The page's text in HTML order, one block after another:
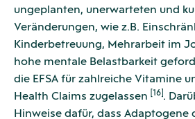
ungeplanten, unerwarteten und
Veränderungen, wie z.B.
Kinderbetreuung, Mehrarbeit im
hohe mentale Belastbarkeit
die EFSA für zahlreiche Vitamine
Health Claims zugelassen
[16] .
Hinweise dafür, dass Adaptogene